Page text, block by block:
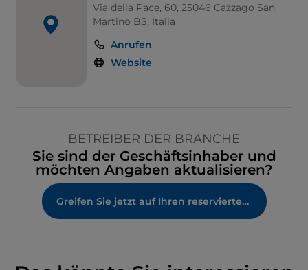
Via della Pace, 60, 25046 Cazzago San
Martino BS, Italia
Anrufen
Website
BETREIBER DER BRANCHE
Sie sind der Geschäftsinhaber und
möchten Angaben aktualisieren?
Greifen Sie jetzt auf Ihren reservierten Bereich zu